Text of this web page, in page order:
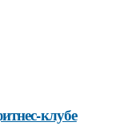
клубе